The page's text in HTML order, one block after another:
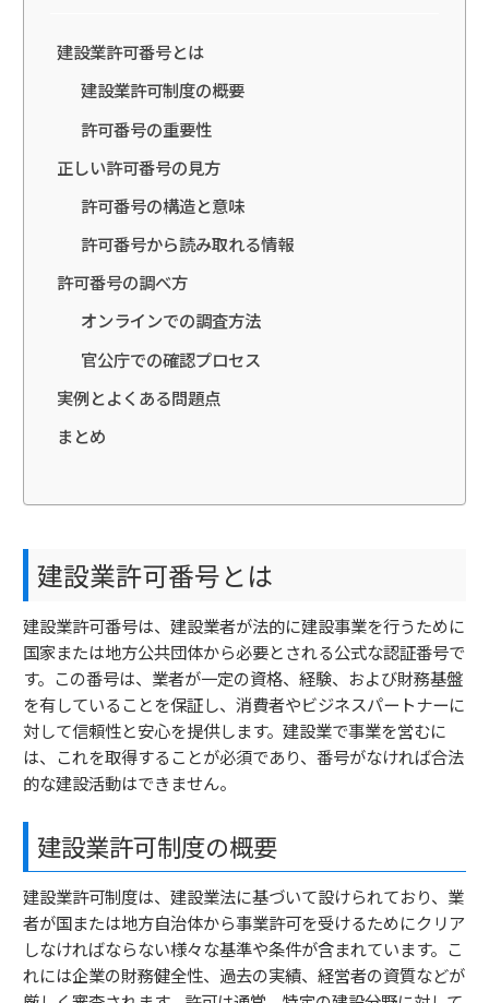
建設業許可番号とは
建設業許可制度の概要
許可番号の重要性
正しい許可番号の見方
許可番号の構造と意味
許可番号から読み取れる情報
許可番号の調べ方
オンラインでの調査方法
官公庁での確認プロセス
実例とよくある問題点
まとめ
建設業許可番号とは
建設業許可番号は、建設業者が法的に建設事業を行うために
国家または地方公共団体から必要とされる公式な認証番号で
す。この番号は、業者が一定の資格、経験、および財務基盤
を有していることを保証し、消費者やビジネスパートナーに
対して信頼性と安心を提供します。建設業で事業を営むに
は、これを取得することが必須であり、番号がなければ合法
的な建設活動はできません。
建設業許可制度の概要
建設業許可制度は、建設業法に基づいて設けられており、業
者が国または地方自治体から事業許可を受けるためにクリア
しなければならない様々な基準や条件が含まれています。こ
れには企業の財務健全性、過去の実績、経営者の資質などが